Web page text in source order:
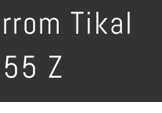
Tikal
Z